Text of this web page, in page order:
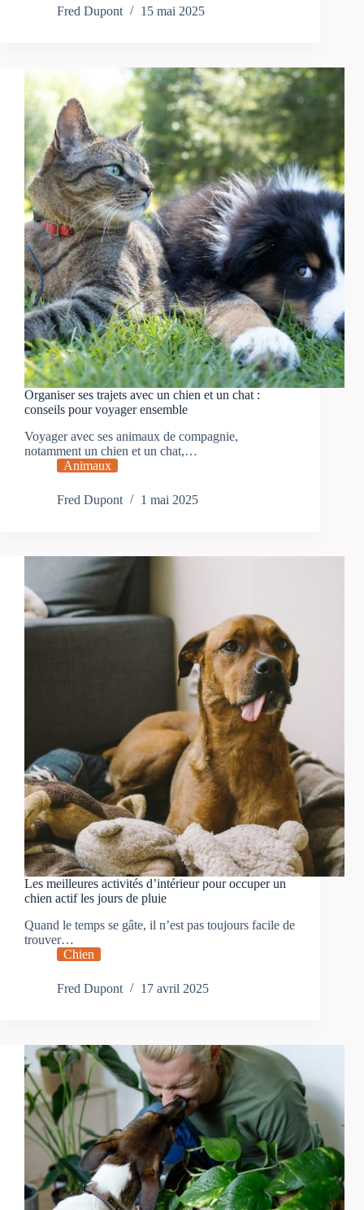
Fred Dupont 15 mai 2025
Organiser ses trajets avec un chien et un chat :
conseils pour voyager ensemble
Voyager avec ses animaux de compagnie,
notamment un chien et un chat,…
Animaux
Fred Dupont 1 mai 2025
Les meilleures activités d’intérieur pour occuper un
chien actif les jours de pluie
Quand le temps se gâte, il n’est pas toujours facile de
trouver…
Chien
Fred Dupont 17 avril 2025